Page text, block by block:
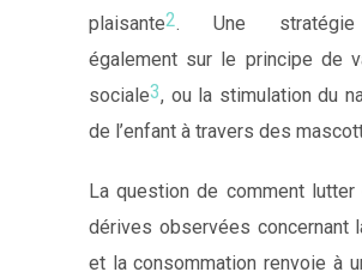
plaisante2. Une stratégie
également sur le principe de
sociale3, ou la stimulation du
de l’enfant à travers des
La question de comment lutter
dérives observées concernant
et la consommation renvoie à